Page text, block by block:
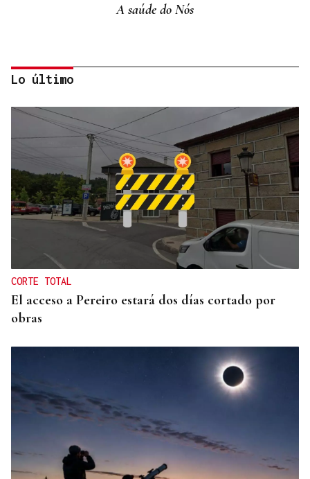
A saúde do Nós
Itxu Díaz
CRÓNICAS DE VERANO
El doble bikini como filosofía de vida
Lo último
CORTE TOTAL
El acceso a Pereiro estará dos días cortado por
obras